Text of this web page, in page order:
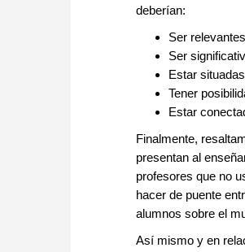
deberían:
Ser
Ser
Estar
Tener
Estar
Finalmente,
presentan al
profesores que no
hacer de puente
alumnos sobre el
Así mismo y en